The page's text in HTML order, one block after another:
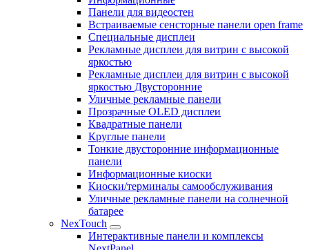
Панели для видеостен
Встраиваемые сенсторные панели open frame
Специальные дисплеи
Рекламные дисплеи для витрин с высокой
яркостью
Рекламные дисплеи для витрин с высокой
яркостью Двусторонние
Уличные рекламные панели
Прозрачные OLED дисплеи
Квадратные панели
Круглые панели
Тонкие двусторонние информационные
панели
Информационные киоски
Киоски/терминалы самообслуживания
Уличные рекламные панели на солнечной
батарее
NexTouch
Интерактивные панели и комплексы